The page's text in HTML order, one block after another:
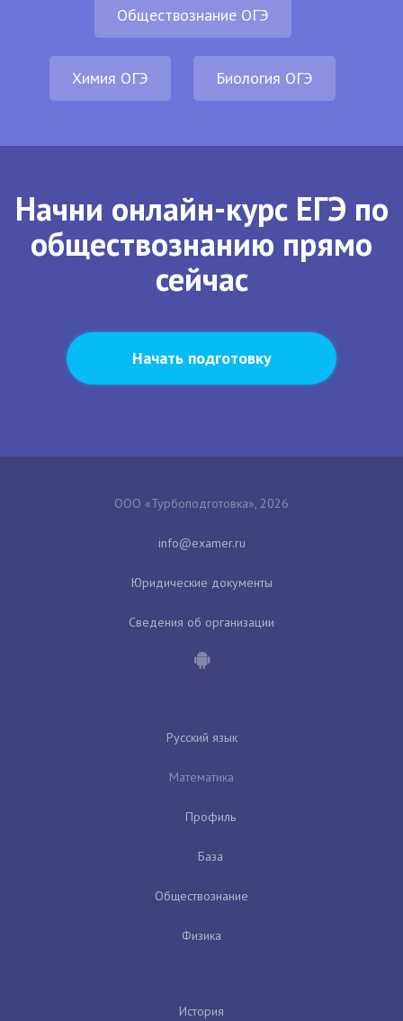
Обществознание ОГЭ
Химия ОГЭ Биология ОГЭ
Начни онлайн-курс ЕГЭ по
обществознанию прямо
сейчас
Начать подготовку
ООО «Турбоподготовка», 2026
Юридические документы
Сведения об организации
Русский язык
Математика
Профиль
База
Обществознание
Физика
История